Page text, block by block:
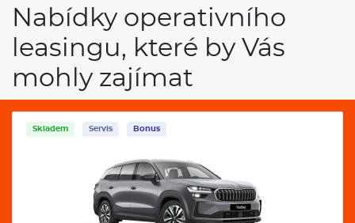
Nabídky operativního
leasingu, které by Vás
mohly zajímat
Skladem Servis Bonus